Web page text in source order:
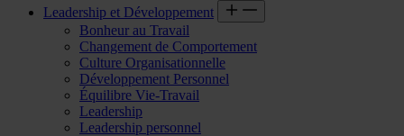
Leadership et Développement
Bonheur au Travail
Changement de Comportement
Culture Organisationnelle
Développement Personnel
Équilibre Vie-Travail
Leadership
Leadership personnel